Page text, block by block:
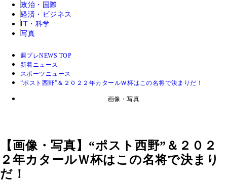
政治・国際
経済・ビジネス
IT・科学
写真
週プレNEWS TOP
新着ニュース
スポーツニュース
“ポスト西野”＆２０２２年カタールＷ杯はこの名将で決まりだ！
画像・写真
【画像・写真】“ポスト西野”＆２０２
２年カタールＷ杯はこの名将で決まり
だ！